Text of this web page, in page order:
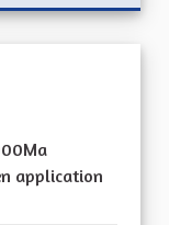
application